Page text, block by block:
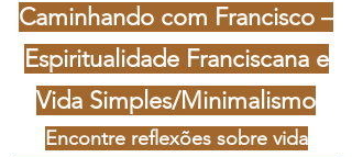
Caminhando com Francisco –
Espiritualidade Franciscana e
Vida Simples/Minimalismo
Encontre reflexões sobre vida